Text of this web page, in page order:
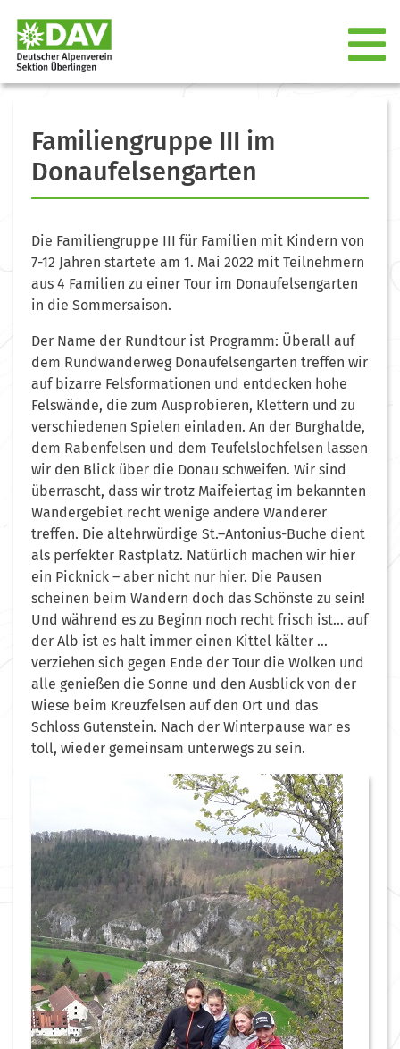
Familiengruppe III im
Donaufelsengarten
Die Familiengruppe III für Familien mit Kindern von
7-12 Jahren startete am 1. Mai 2022 mit Teilnehmern
aus 4 Familien zu einer Tour im Donaufelsengarten
in die Sommersaison.
Der Name der Rundtour ist Programm: Überall auf
dem Rundwanderweg Donaufelsengarten treffen wir
auf bizarre Felsformationen und entdecken hohe
Felswände, die zum Ausprobieren, Klettern und zu
verschiedenen Spielen einladen. An der Burghalde,
dem Rabenfelsen und dem Teufelslochfelsen lassen
wir den Blick über die Donau schweifen. Wir sind
überrascht, dass wir trotz Maifeiertag im bekannten
Wandergebiet recht wenige andere Wanderer
treffen. Die altehrwürdige St.–Antonius-Buche dient
als perfekter Rastplatz. Natürlich machen wir hier
ein Picknick – aber nicht nur hier. Die Pausen
scheinen beim Wandern doch das Schönste zu sein!
Und während es zu Beginn noch recht frisch ist… auf
der Alb ist es halt immer einen Kittel kälter …
verziehen sich gegen Ende der Tour die Wolken und
alle genießen die Sonne und den Ausblick von der
Wiese beim Kreuzfelsen auf den Ort und das
Schloss Gutenstein. Nach der Winterpause war es
toll, wieder gemeinsam unterwegs zu sein.